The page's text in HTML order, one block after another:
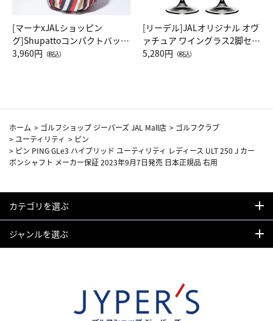
[マーナxJALショッピン
グ]Shupattoコンパクトバッグ
Drop JAL客室乗務員（LC）ス
3,960円 （税込）
[リーデル]JALオリジナル オヴ
ァチュア ワイングラス2脚セッ
ト（レッドワイン）
5,280円 （税込）
ホーム > ゴルフショップ ジーパーズ JAL Mall店 > ゴルフクラブ
> ユーティリティ > ピン
> ピン PING GLe3 ハイブリッド ユーティリティ レディース ULT 250 J カー
ボンシャフト メーカー保証 2023年9月7日発売 日本正規品 右用
カテゴリを選ぶ
ジャンルを選ぶ